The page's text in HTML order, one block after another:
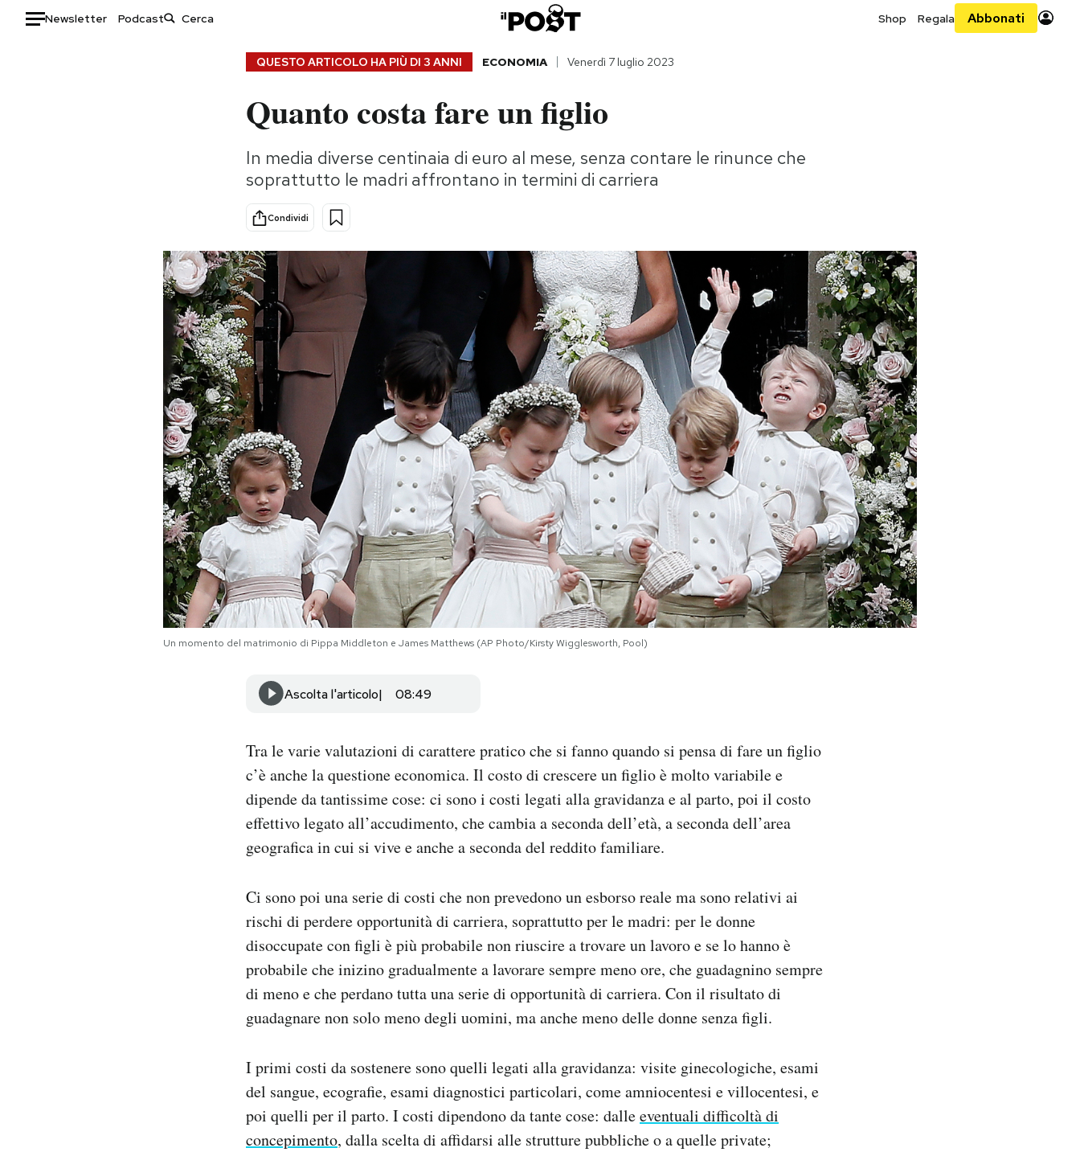
Newsletter Podcast Shop Regala Abbonati
Consumismi
Storie/Idee
Ok Boomer!
Media
Europa
Altrecose
Mondiali calcio 2026
QUESTO ARTICOLO HA PIÙ DI 3 ANNI ECONOMIA Venerdì 7 luglio 2023
Quanto costa fare un figlio
In media diverse centinaia di euro al mese, senza contare le rinunce che
soprattutto le madri affrontano in termini di carriera
Condividi
Un momento del matrimonio di Pippa Middleton e James Matthews (AP Photo/Kirsty Wigglesworth, Pool)
Ascolta l'articolo 08:49
Tra le varie valutazioni di carattere pratico che si fanno quando si pensa di fare un figlio
c’è anche la questione economica. Il costo di crescere un figlio è molto variabile e
dipende da tantissime cose: ci sono i costi legati alla gravidanza e al parto, poi il costo
effettivo legato all’accudimento, che cambia a seconda dell’età, a seconda dell’area
geografica in cui si vive e anche a seconda del reddito familiare.
Ci sono poi una serie di costi che non prevedono un esborso reale ma sono relativi ai
rischi di perdere opportunità di carriera, soprattutto per le madri: per le donne
disoccupate con figli è più probabile non riuscire a trovare un lavoro e se lo hanno è
probabile che inizino gradualmente a lavorare sempre meno ore, che guadagnino sempre
di meno e che perdano tutta una serie di opportunità di carriera. Con il risultato di
guadagnare non solo meno degli uomini, ma anche meno delle donne senza figli.
I primi costi da sostenere sono quelli legati alla gravidanza: visite ginecologiche, esami
del sangue, ecografie, esami diagnostici particolari, come amniocentesi e villocentesi, e
poi quelli per il parto. I costi dipendono da tante cose: dalleeventuali difficoltà di
concepimento, dalla scelta di affidarsi alle strutture pubbliche o a quelle private;